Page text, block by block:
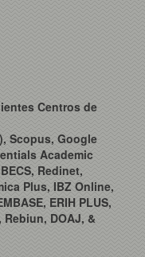
Centros de
Scopus, Google
Academic
Redinet,
Plus, IBZ Online,
ERIH PLUS,
Rebiun, DOAJ, &